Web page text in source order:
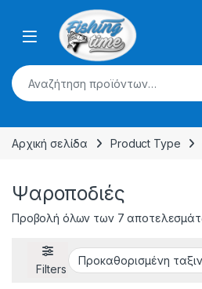
Skip to navigation
Αναζήτηση για:
Αρχική σελίδα Product Type
Ψαροποδιές
Προβολή όλων των 7
Filters